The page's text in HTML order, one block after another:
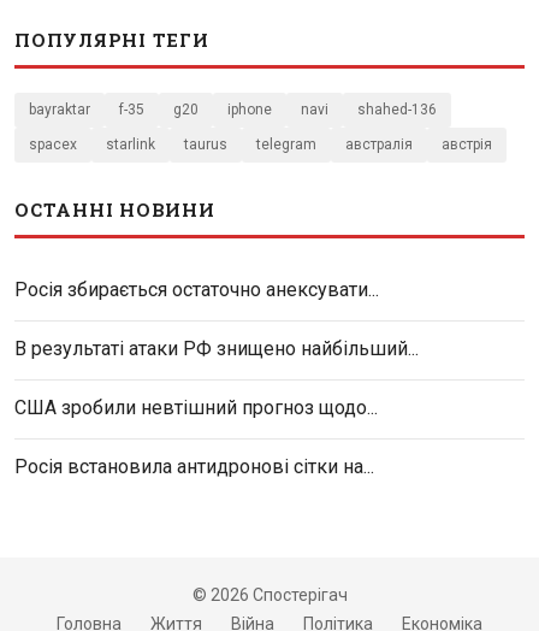
ПОПУЛЯРНІ ТЕГИ
bayraktar f-35 g20 iphone navi shahed-136
spacex starlink taurus telegram австралія австрія
ОСТАННІ НОВИНИ
Росія збирається остаточно анексувати...
В результаті атаки РФ знищено найбільший...
США зробили невтішний прогноз щодо...
Росія встановила антидронові сітки на...
© 2026 Спостерігач
Головна
Життя Війна Політика Економіка